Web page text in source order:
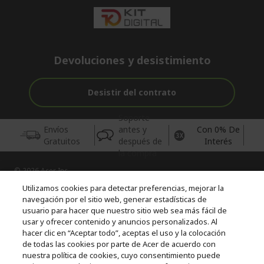
Devoluciones y desistimiento
Desistir del contrato
Envíos
Gratuitos
Soporte
antes y
después de
la compra
Con 0% De
Interés
© 2026 Acer Inc.
CPYou BV es el vendedor y distribuidor autorizado de los
productos y servicios ofrecidos en esta tienda.
Incluida la aportación para la gestión de RAEES, según RD.
110/2015, inscrita en el RII-AEE Nº 7573; de pilas y baterías, según
RD. 106/2008, inscrita en el RII-PYA Nº 2180. Adherida a los
sistemas integrales de gestión de ecopilas y ecoembes.
Utilizamos cookies para detectar preferencias, mejorar la
navegación por el sitio web, generar estadísticas de
usuario para hacer que nuestro sitio web sea más fácil de
usar y ofrecer contenido y anuncios personalizados. Al
hacer clic en “Aceptar todo”, aceptas el uso y la colocación
de todas las cookies por parte de Acer de acuerdo con
nuestra política de cookies, cuyo consentimiento puede